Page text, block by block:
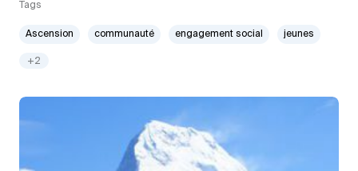
Tags
Ascension communauté engagement social jeunes
+2